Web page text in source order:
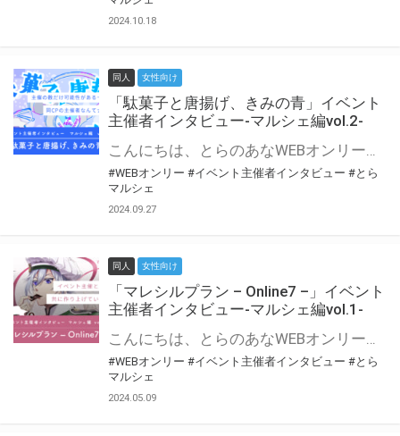
2024.10.18
同人 女性向け
「駄菓子と唐揚げ、きみの青」イベント
主催者インタビュー-マルシェ編vol.2-
こんにちは、とらのあなWEBオンリー運営スタッフです。 新たにお届けする、イベント主催者インタビュー-マルシェ編-は、 とらのあなWEBオンリー「マルシェ」をご利用の主催様に 「マルシェ」を使ってイベントを開催した感想や心がけをお聞きする企画です。 今回は、WEBオンリー初開催「駄菓子と唐揚げ、きみの青」より、 主催のぎこ六屋様にお話を伺いました。 協力：ぎこ六屋様／イベント公式Twitter（@krkgwks） とらのあなWEBオンリー「マルシェ」とは？ WEBオンリーでリアルタイムでコミュニケーションがとれるオンライン会場です。
#WEBオンリー #イベント主催者インタビュー #とら
マルシェ
2024.09.27
同人 女性向け
「マレシルプラン – Online7 –」イベント
主催者インタビュー-マルシェ編vol.1-
こんにちは、とらのあなWEBオンリー運営スタッフです。 新たにお届けする、イベント主催者インタビュー-マルシェ編-は、 とらのあなWEBオンリー「マルシェ」をご利用した主催様に 「マルシェ」を使って開催した感想や心がけをお聞きする企画です。 今回は、WEBオンリー開催7回目迎えた「マレシルプラン – Online7 –」より、 主催の玉川うた様にお話を伺いました。 ▼マレシルプランのインタビュー前回記事 「イベント主催者インタビュー vol.6」はこちら 協力：玉川うた様（マレシルプラン実行委員会 代表）／イベント公式Twitter（@mallesil_plan） とらのあなWEBオンリー「マルシェ」とは？ WEBオンリーでリアルタイムでコミュニケーションがとれるオンライン会場です。
#WEBオンリー #イベント主催者インタビュー #とら
マルシェ
2024.05.09